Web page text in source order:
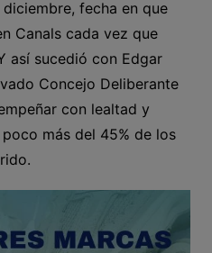
fecha en que
Canals cada vez que
así sucedió con Edgar
Concejo Deliberante
con lealtad y
más del 45% de los